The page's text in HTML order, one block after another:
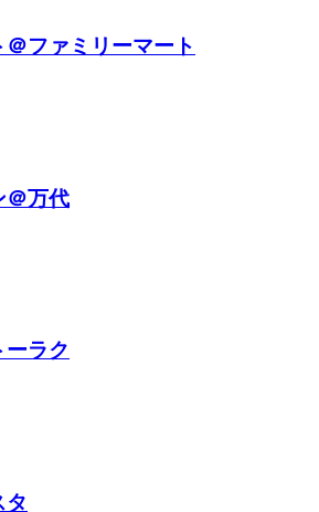
ファミリーマート
＠万代
ーラク
タ